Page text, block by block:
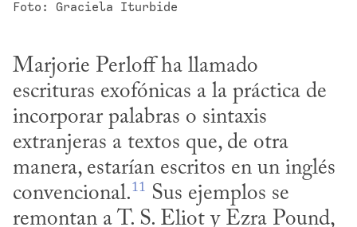
Foto: Graciela Iturbide
Marjorie Perloff ha llamado
escrituras exofónicas a la práctica de
incorporar palabras o sintaxis
extranjeras a textos que, de otra
manera, estarían escritos en un inglés
convencional.11 Sus ejemplos se
remontan a T. S. Eliot y Ezra Pound,